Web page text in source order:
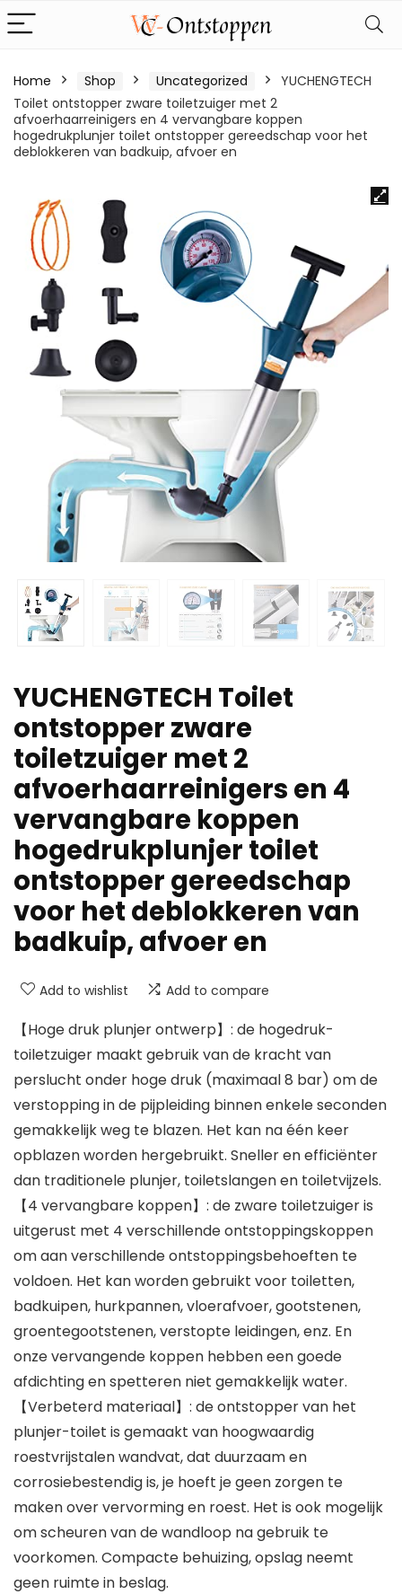
Home Shop Uncategorized
YUCHENGTECH
Toilet ontstopper zware toiletzuiger met 2
afvoerhaarreinigers en 4 vervangbare koppen
hogedrukplunjer toilet ontstopper gereedschap voor het
deblokkeren van badkuip, afvoer en
YUCHENGTECH Toilet
ontstopper zware
toiletzuiger met 2
afvoerhaarreinigers en 4
vervangbare koppen
hogedrukplunjer toilet
ontstopper gereedschap
voor het deblokkeren van
badkuip, afvoer en
Add to wishlist Add to compare
【Hoge druk plunjer ontwerp】: de hogedruk-
toiletzuiger maakt gebruik van de kracht van
perslucht onder hoge druk (maximaal 8 bar) om de
verstopping in de pijpleiding binnen enkele seconden
gemakkelijk weg te blazen. Het kan na één keer
opblazen worden hergebruikt. Sneller en efficiënter
dan traditionele plunjer, toiletslangen en toiletvijzels.
【4 vervangbare koppen】: de zware toiletzuiger is
uitgerust met 4 verschillende ontstoppingskoppen
om aan verschillende ontstoppingsbehoeften te
voldoen. Het kan worden gebruikt voor toiletten,
badkuipen, hurkpannen, vloerafvoer, gootstenen,
groentegootstenen, verstopte leidingen, enz. En
onze vervangende koppen hebben een goede
afdichting en spetteren niet gemakkelijk water.
【Verbeterd materiaal】: de ontstopper van het
plunjer-toilet is gemaakt van hoogwaardig
roestvrijstalen wandvat, dat duurzaam en
corrosiebestendig is, je hoeft je geen zorgen te
maken over vervorming en roest. Het is ook mogelijk
om scheuren van de wandloop na gebruik te
voorkomen. Compacte behuizing, opslag neemt
geen ruimte in beslag.